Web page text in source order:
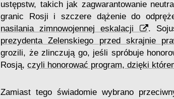
ustępstw, takich jak zagwarantowanie
granic Rosji i szczere dążenie do
nasilania zimnowojennej eskalacji
.
prezydenta Zelenskiego przed skrajnie
grozili, że zlinczują go, jeśli spróbuje
Rosją, czyli honorować program, dzięki
Zamiast tego świadomie wybrano